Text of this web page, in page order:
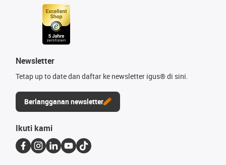
Newsletter
Tetap up to date dan daftar ke newsletter igus® di sini.
Berlangganan newsletter
Ikuti kami